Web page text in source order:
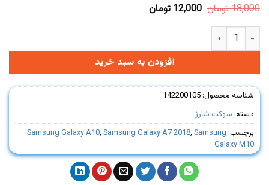
امتیاز5.00
1
مشتری
18,000تومان قیمت
12,000 تومانقیمت
سوکت شارژ سامسونگ A10 / M10 / A750 / J5 / J610 عدد
افزودن به سبد خرید
شناسه محصول: 142200105
دسته: سوکت شارژ
برچسب:
Samsung Galaxy A10, Samsung Galaxy A7 2018, Samsung
Galaxy M10